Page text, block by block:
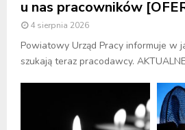
u nas pracowników
4 sierpnia 2026
Powiatowy Urząd Pracy informuje w
szukają teraz pracodawcy.